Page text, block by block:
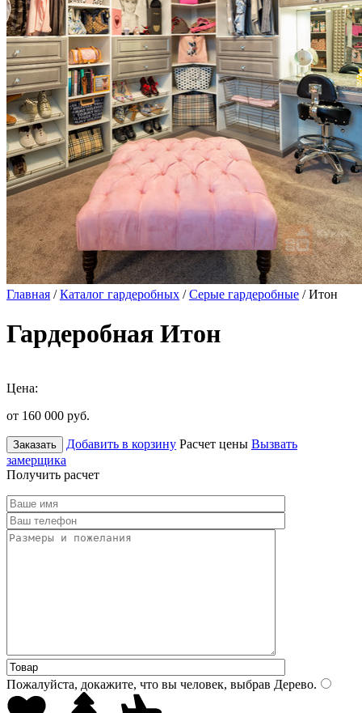
Главная /Каталог гардеробных /Серые гардеробные / Итон
Гардеробная Итон
Цена:
от 160 000 руб.
Заказать Добавить в корзину Расчет цены Вызвать
замерщика
Получить расчет
Пожалуйста, докажите, что вы человек, выбрав Дерево.